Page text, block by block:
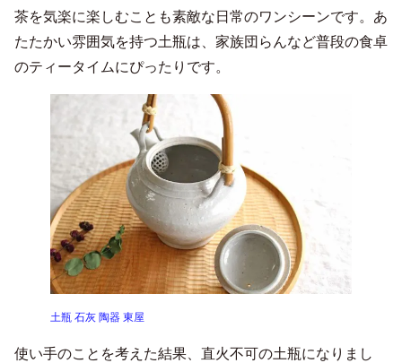
茶を気楽に楽しむことも素敵な日常のワンシーンです。あ
たたかい雰囲気を持つ土瓶は、家族団らんなど普段の食卓
のティータイムにぴったりです。
土瓶 石灰 陶器 東屋
使い手のことを考えた結果、直火不可の土瓶になりまし